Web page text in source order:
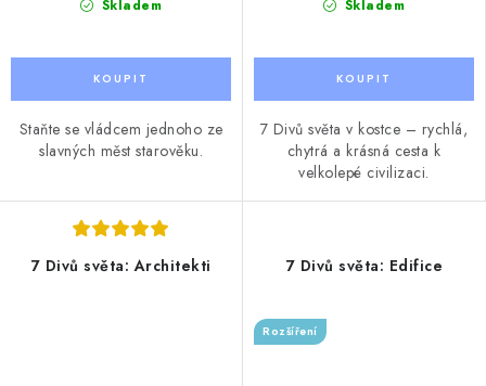
Skladem
Staňte se vládcem jednoho ze
slavných měst starověku.
Skladem
7 Divů světa v kostce – rychlá,
chytrá a krásná cesta k
velkolepé civilizaci.
7 Divů světa: Architekti 7 Divů světa: Edifice
Rozšíření